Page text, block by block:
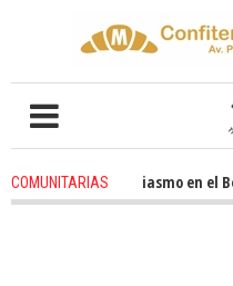
COMUNITARIAS
entusiasmo en el Beit